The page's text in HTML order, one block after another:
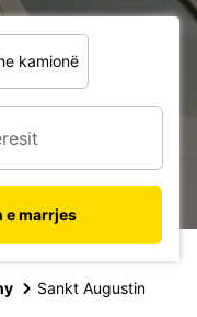
kamionë
e marrjes
Sankt Augustin